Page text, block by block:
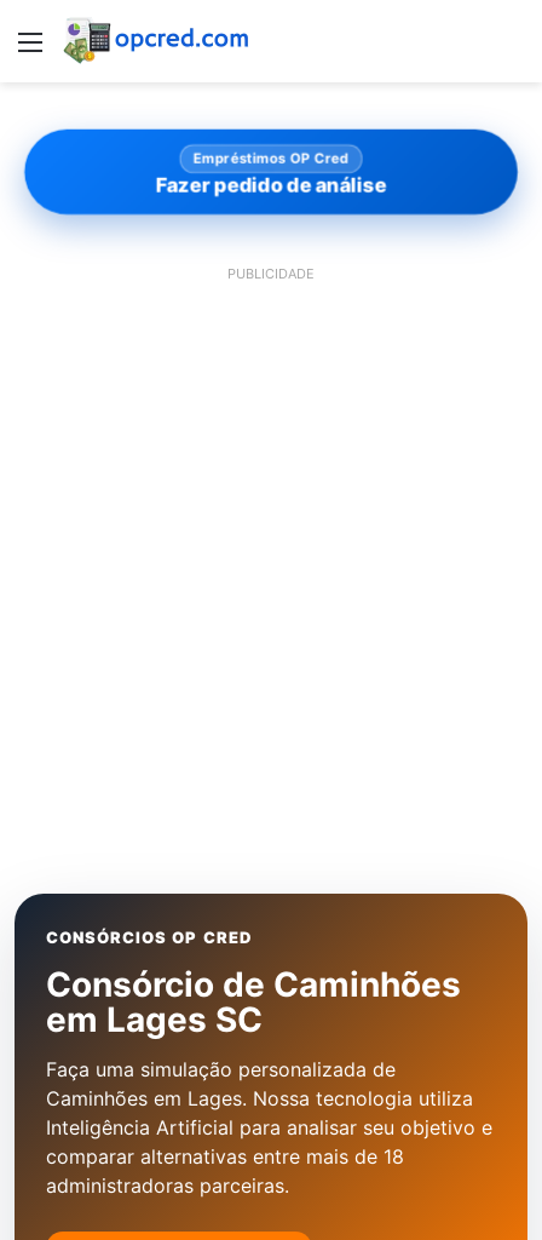
Menu
Empréstimos OP Cred
Fazer pedido de análise
PUBLICIDADE
CONSÓRCIOS OP CRED
Consórcio de Caminhões
em Lages SC
Faça uma simulação personalizada de
Caminhões em Lages. Nossa tecnologia utiliza
Inteligência Artificial para analisar seu objetivo e
comparar alternativas entre mais de 18
administradoras parceiras.